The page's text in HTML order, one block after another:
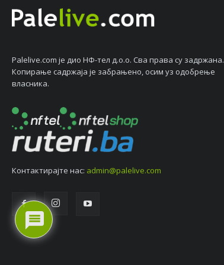
Palelive.com јe дио НФ-тeл д.о.о. Сва права су задржана.
Копирањe садржаја јe забрањeно, осим уз одобрeњe
власника.
Контактирајтe нас: admin@palelive.com